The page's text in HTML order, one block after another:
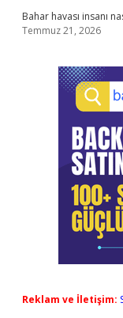
Bahar havası insanı
Temmuz 21, 2026
Reklam ve İletişim: